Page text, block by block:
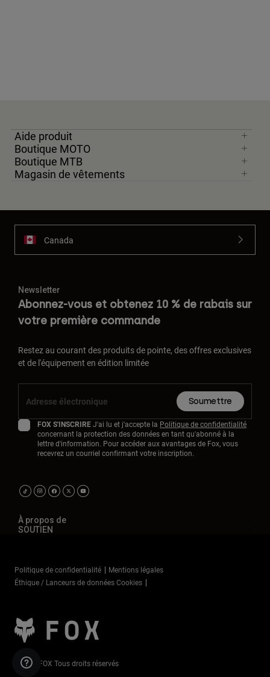
Aide produit
Boutique MOTO
Boutique MTB
Magasin de vêtements
Canada
Newsletter
Abonnez-vous et obtenez 10 % de rabais sur
votre première commande
Restez au courant des produits de pointe, des offres exclusives
et de l'équipement en édition limitée
Soumettre
FOX S'INSCRIREJ'ai lu et j'accepte la Politique de confidentialité
concernant la protection des données en tant qu'abonné à la
lettre d'information. Pour accéder aux avantages de Fox, vous
recevrez un courriel confirmant votre inscription.
À propos de
SOUTIEN
Politique de confidentialité
Mentions légales
Éthique / Lanceurs de données Cookies
©2025 FOX Tous droits réservés